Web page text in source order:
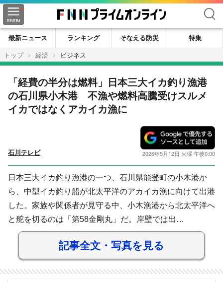
検索
最新ニュース ランキング そなえる防災
特集
トップ
経済 ビジネス
「経費の半分は燃料」日本三大イカ釣り漁港
の石川県小木港 不漁や燃料高騰受けスルメ
イカではなくアカイカ漁に
石川テレビ 2026年5月12日 火曜 午後0:00
日本三大イカ釣り漁港の一つ、石川県能登町の小木港か
ら、中型イカ釣り船が北太平洋のアカイカ漁に向けて出港
した。家族や関係者が見守る中、小木漁港から北太平洋へ
と舵を切るのは「第58金剛丸」だ。岸壁では出…
記事全文・写真を見る